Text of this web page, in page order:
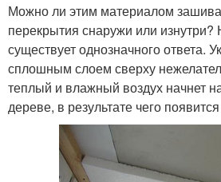
Можно ли этим материалом
перекрытия снаружи или изнутри?
существует однозначного ответа.
сплошным слоем сверху
теплый и влажный воздух начнет
дереве, в результате чего